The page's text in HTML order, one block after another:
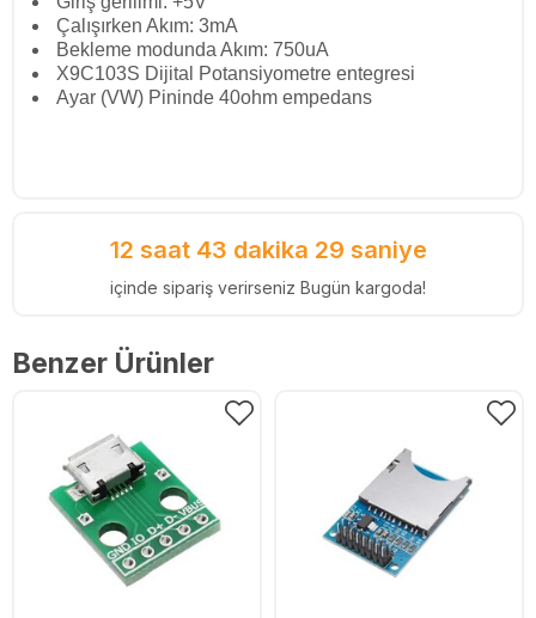
Çalışırken Akım: 3mA
Bekleme modunda Akım: 750uA
X9C103S Dijital Potansiyometre entegresi
Ayar (VW) Pininde 40ohm empedans
12 saat 43 dakika 28 saniye
içinde sipariş verirseniz Bugün kargoda!
Benzer Ürünler